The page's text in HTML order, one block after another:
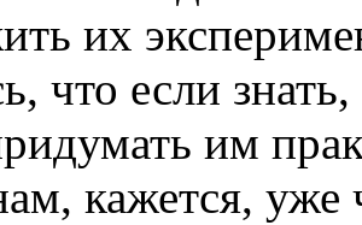
их
что если
им
кажется, уже